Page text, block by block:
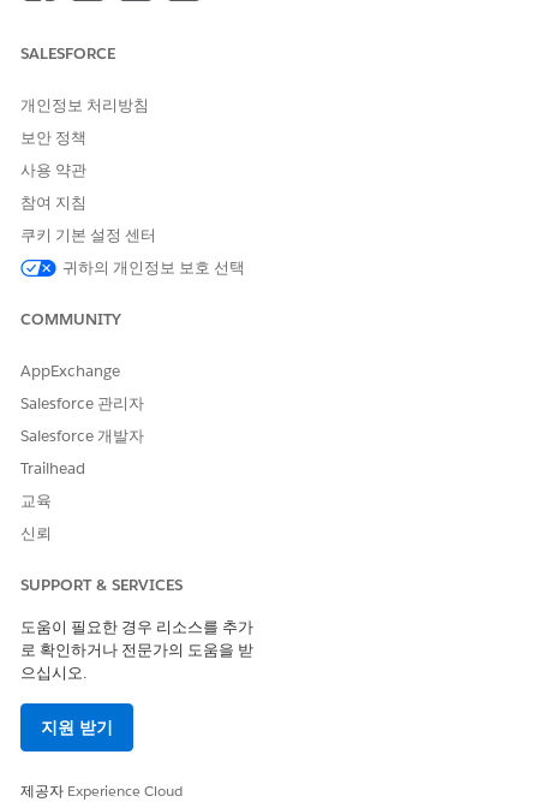
고급 WhatsApp 채널에서 자동 메시지를 보내려면 WhatsApp 템
플릿을 만듭니다. 템플릿에 따라 Messaging 세션에서 구성 요소의
모양과 느낌이 결정됩니다. 고급 WhatsApp 채널에서 전송되는 경
우 자동 메시지는 24시간 고객 관리 기간 내에 전송되었는지 여부
와 상관없이 아웃바운드 메시지 하나로 계산됩니다.
Salesforce에서 WhatsApp 템플릿 관리 시 고려 사항
Salesforce 또는 Meta에서 WhatsApp 템플릿을 관리할지 여부
를 결정할 때 다음 고려 사항을 검토하십시오.
WhatsApp 템플릿 만들기
Messaging 구성 요소에 외부 템플릿 형식을 추가합니다.
Salesforce에서는 유틸리티 및 마케팅 범주가 있지만 인증 범주
직접 WhatsApp 템플릿을 만들고 관리하는 것이 좋습니다.
플로를 사용하여 고급 WhatsApp 채널에서 고객에게 템플릿 기
반 메시지를 자동으로 보내 사례, 주문 또는 기타 사항에 대해
기반 메시지는 고객이 마지막으로 메시지를 보낸 시점에 관계없
다음 사항도 참조:
Salesforce 도움말: Service Console에 Messaging 추가
SALESFORCE
개인정보 처리방침
보안 정책
사용 약관
참여 지침
쿠키 기본 설정 센터
귀하의 개인정보 보호 선택
COMMUNITY
AppExchange
Salesforce 관리자
Salesforce 개발자
Trailhead
교육
신뢰
SUPPORT & SERVICES
도움이 필요한 경우 리소스를 추가
로 확인하거나 전문가의 도움을 받
으십시오.
지원 받기
제공자 Experience Cloud